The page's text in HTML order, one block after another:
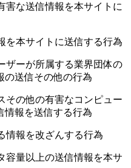
害な送信情報を本サイトに
を本サイトに送信する行為
ザーが所属する業界団体の
の送信その他の行為
その他の有害なコンピュー
情報を送信する行為
情報を改ざんする行為
容量以上の送信情報を本サ